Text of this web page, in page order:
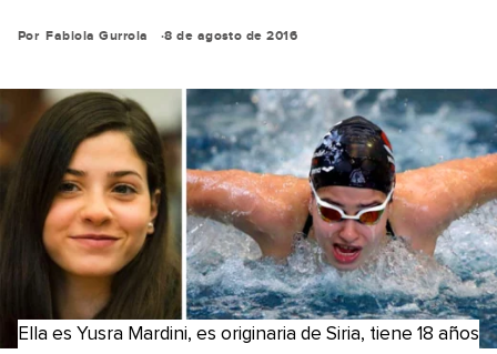
Por Fabiola Gurrola 8 de agosto de 2016
Ella es Yusra Mardini, es originaria de Siria, tiene 18 años